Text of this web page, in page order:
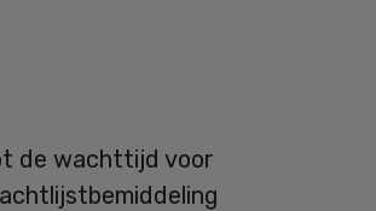
de wachttijd voor